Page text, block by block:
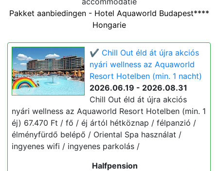
Pakket aanbiedingen - Hotel Aquaworld Budapest****
Hongarie
✔️ Chill Out éld át újra akciós
nyári wellness az Aquaworld
Resort Hotelben (min. 1 nacht)
2026.06.19 - 2026.08.31
Chill Out éld át újra akciós
nyári wellness az Aquaworld Resort Hotelben (min. 1
éj) 67.470 Ft / fő / éj ártól hétköznap / félpanzió /
élményfürdő belépő / Oriental Spa használat /
ingyenes wifi / ingyenes parkolás /
Halfpension